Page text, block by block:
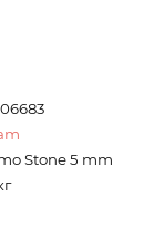
Stone 5 mm